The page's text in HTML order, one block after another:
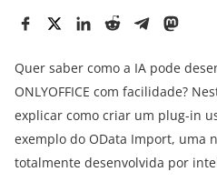
Quer saber como a IA pode
ONLYOFFICE com facilidade?
explicar como criar um plug-in
exemplo do OData Import, uma
totalmente desenvolvida por